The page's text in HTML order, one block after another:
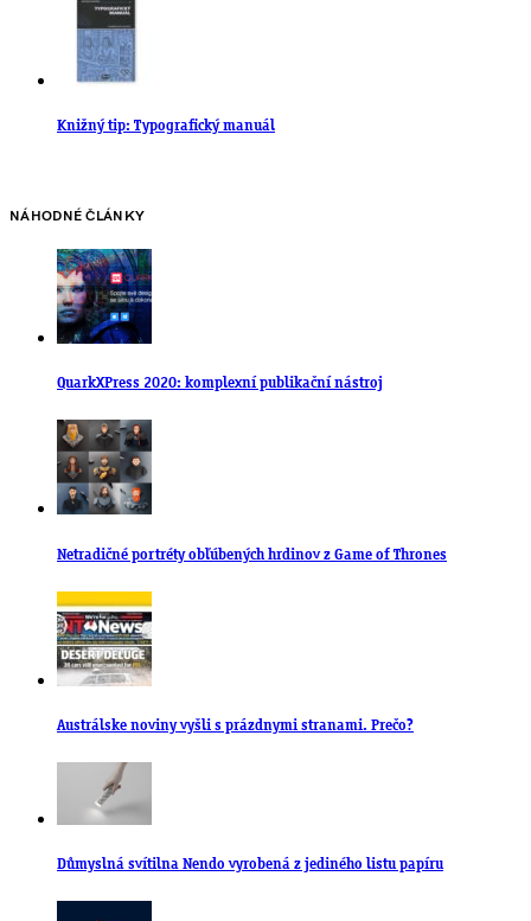
Knižný tip: Typografický manuál
NÁHODNÉ ČLÁNKY
QuarkXPress 2020: komplexní publikační nástroj
Netradičné portréty obľúbených hrdinov z Game of Thrones
Austrálske noviny vyšli s prázdnymi stranami. Prečo?
Důmyslná svítilna Nendo vyrobená z jediného listu papíru